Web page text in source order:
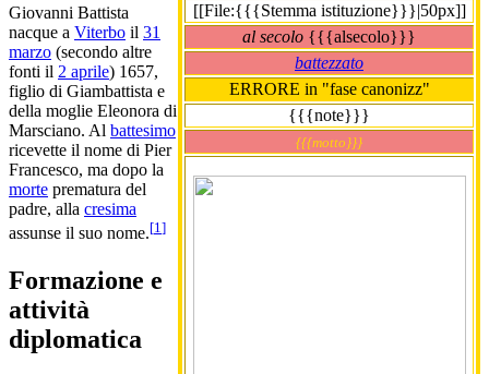
[[File:{{{Stemma istituzione}}}|50px]]
al secolo {{{alsecolo}}}
battezzato
ERRORE in "fase canonizz"
{{{note}}}
{{{motto}}}
Giovanni Battista
nacque a Viterbo il 31
marzo (secondo altre
fonti il 2 aprile) 1657,
figlio di Giambattista e
della moglie Eleonora di
Marsciano. Al battesimo
ricevette il nome di Pier
Francesco, ma dopo la
morte prematura del
padre, alla cresima
assunse il suo nome.[1]
Formazione e
attività
diplomatica